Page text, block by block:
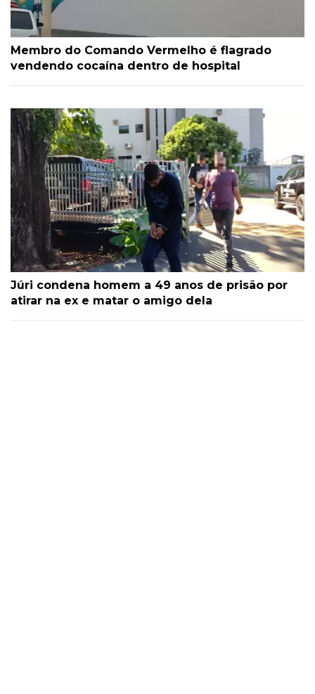
Membro do Comando Vermelho é flagrado
vendendo cocaína dentro de hospital
Júri condena homem a 49 anos de prisão por
atirar na ex e matar o amigo dela